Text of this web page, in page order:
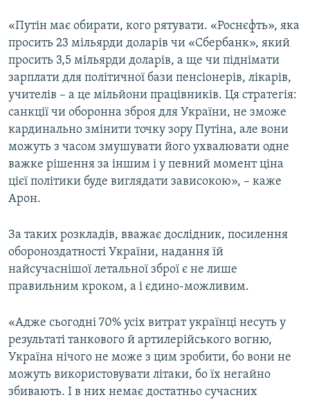
«Путін має обирати, кого рятувати. «Роснєфть», яка
просить 23 мільярди доларів чи «Сбербанк», який
просить 3,5 мільярди доларів, а ще чи піднімати
зарплати для політичної бази пенсіонерів, лікарів,
учителів – а це мільйони працівників. Ця стратегія:
санкції чи оборонна зброя для України, не зможе
кардинально змінити точку зору Путіна, але вони
можуть з часом змушувати його ухвалювати одне
важке рішення за іншим і у певний момент ціна
цієї політики буде виглядати зависокою», – каже
Арон.
За таких розкладів, вважає дослідник, посилення
обороноздатності України, надання їй
найсучаснішої летальної зброї є не лише
правильним кроком, а і єдино-можливим.
«Адже сьогодні 70% усіх витрат українці несуть у
результаті танкового й артилерійського вогню,
Україна нічого не може з цим зробити, бо вони не
можуть використовувати літаки, бо їх негайно
збивають. І в них немає достатньо сучасних